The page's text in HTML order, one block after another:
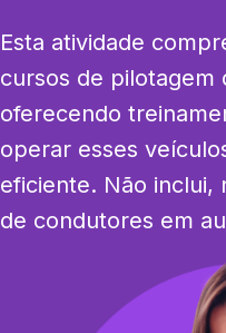
Esta atividade
cursos de pilotagem
oferecendo
operar esses
eficiente. Não inclui,
de condutores em